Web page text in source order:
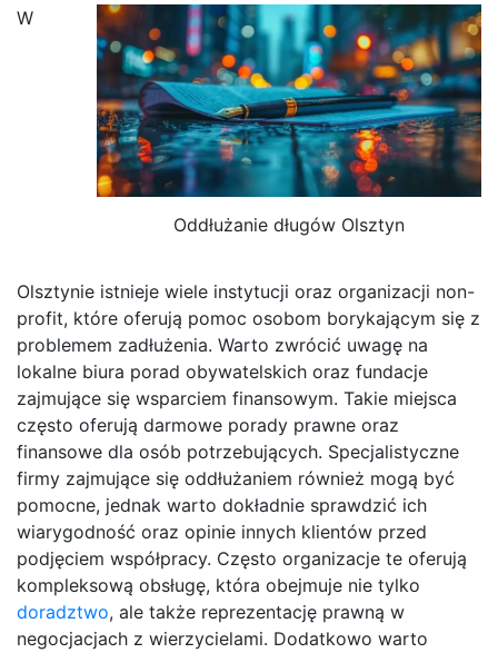
Oddłużanie długów Olsztyn
W
Olsztynie istnieje wiele instytucji oraz organizacji non-
profit, które oferują pomoc osobom borykającym się z
problemem zadłużenia. Warto zwrócić uwagę na
lokalne biura porad obywatelskich oraz fundacje
zajmujące się wsparciem finansowym. Takie miejsca
często oferują darmowe porady prawne oraz
finansowe dla osób potrzebujących. Specjalistyczne
firmy zajmujące się oddłużaniem również mogą być
pomocne, jednak warto dokładnie sprawdzić ich
wiarygodność oraz opinie innych klientów przed
podjęciem współpracy. Często organizacje te oferują
kompleksową obsługę, która obejmuje nie tylko
doradztwo, ale także reprezentację prawną w
negocjacjach z wierzycielami. Dodatkowo warto